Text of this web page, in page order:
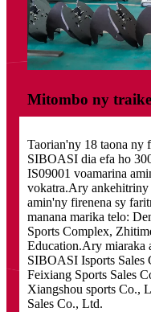
Mitombo ny
Taorian'ny 18 taona ny
SIBOASI dia efa ho
IS09001 voamarina
vokatra.Ary ankehitriny
amin'ny firenena sy
manana marika telo:
Sports Complex,
Education.Ary miaraka
SIBOASI Isports
Feixiang Sports Sales
Xiangshou sports Co.,
Sales Co., Ltd.